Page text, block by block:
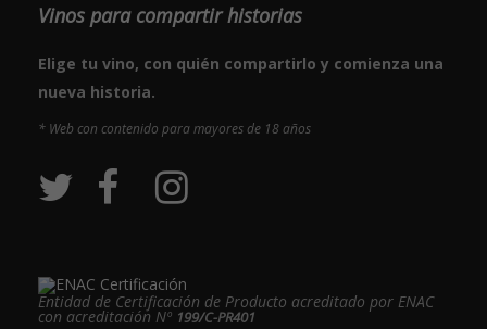
Vinos para compartir historias
Elige tu vino, con quién compartirlo y comienza una
nueva historia.
* Web con contenido para mayores de 18 años
Entidad de Certificación de Producto acreditado por ENAC
con acreditación Nº 199/C-PR401